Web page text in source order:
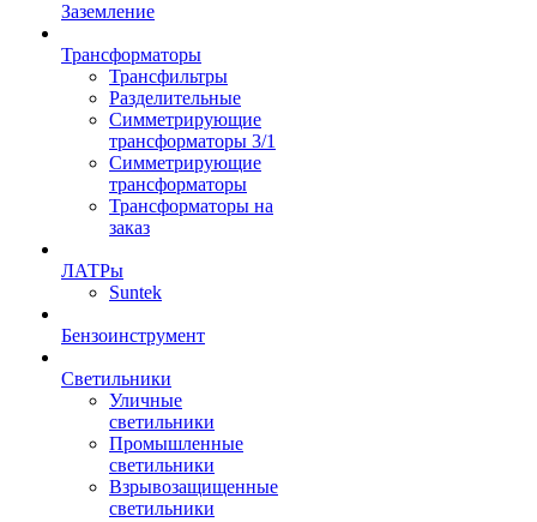
Заземление
Трансформаторы
Трансфильтры
Разделительные
Симметрирующие
трансформаторы 3/1
Симметрирующие
трансформаторы
Трансформаторы на
заказ
ЛАТРы
Suntek
Бензоинструмент
Светильники
Уличные
светильники
Промышленные
светильники
Взрывозащищенные
светильники